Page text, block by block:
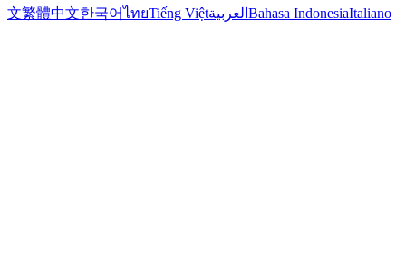
文繁體中文한국어ไทยTiếng Việtالعربية Bahasa IndonesiaItaliano